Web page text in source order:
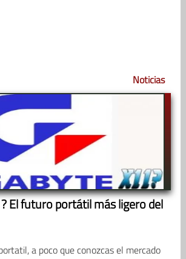
Noticias
El futuro portátil más ligero del
a poco que conozcas el mercado